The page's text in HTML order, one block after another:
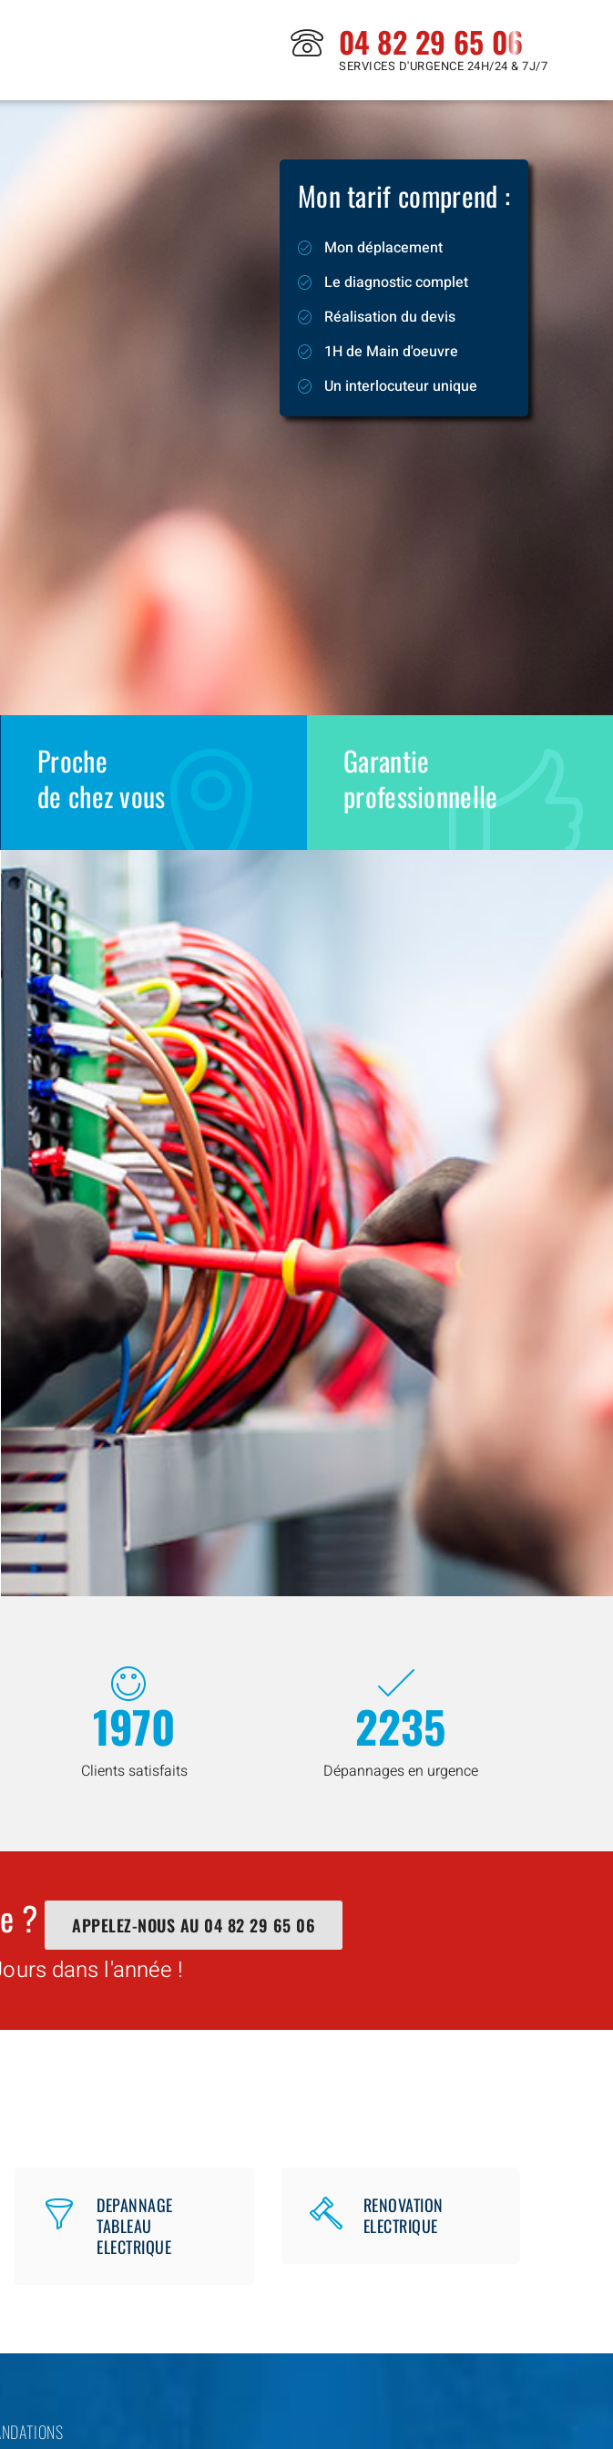
04 82 29 65 06
SERVICES D'URGENCE 24H/24 & 7J/7
Mon tarif comprend :
Mon déplacement
Le diagnostic complet
Réalisation du devis
1H de Main d'oeuvre
Un interlocuteur unique
Proche
de chez vous
Garantie
professionnelle
1970
Clients satisfaits
2235
Dépannages en urgence
? APPELEZ-NOUS AU 04 82 29 65 06
dans l'année !
DEPANNAGE
TABLEAU
ELECTRIQUE
RENOVATION
ELECTRIQUE